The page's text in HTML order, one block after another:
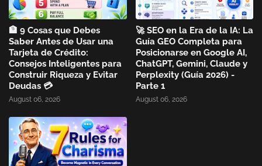
🏦 9 Cosas que Debes
Saber Antes de Usar una
Tarjeta de Crédito:
Consejos Inteligentes para
Construir Riqueza y Evitar
Deudas 💳
August 06, 2026
🚀 SEO en la Era de la IA: La
Guía GEO Completa para
Posicionarse en Google AI,
ChatGPT, Gemini, Claude y
Perplexity (Guía 2026) -
Parte 1
August 06, 2026